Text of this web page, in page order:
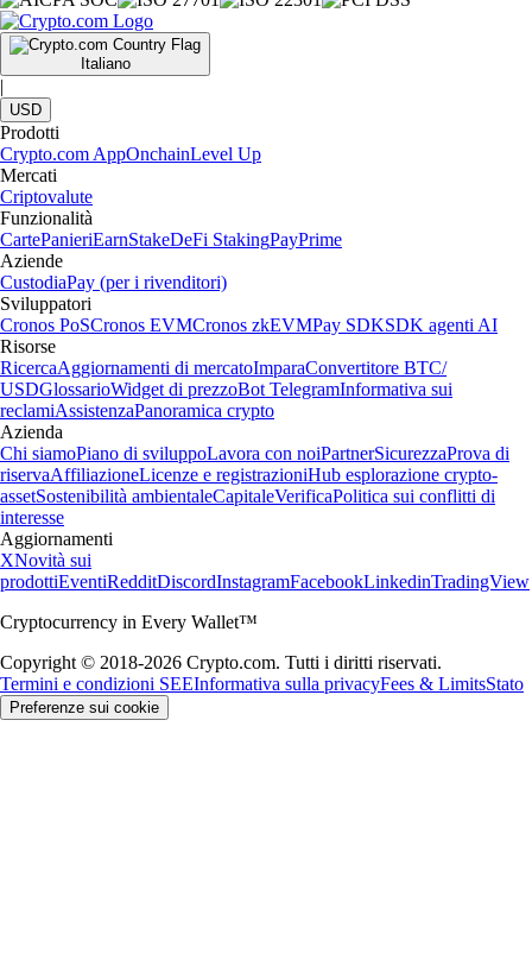
Italiano
|
USD
Prodotti
Crypto.com AppOnchainLevel Up
Mercati
Criptovalute
Funzionalità
CartePanieriEarnStakeDeFi StakingPayPrime
Aziende
CustodiaPay (per i rivenditori)
Sviluppatori
Cronos PoSCronos EVMCronos zkEVMPay SDKSDK agenti AI
Risorse
RicercaAggiornamenti di mercatoImparaConvertitore BTC/
USDGlossarioWidget di prezzoBot TelegramInformativa sui
reclamiAssistenzaPanoramica crypto
Azienda
Chi siamoPiano di sviluppoLavora con noiPartnerSicurezzaProva di
riservaAffiliazioneLicenze e registrazioniHub esplorazione crypto-
assetSostenibilità ambientaleCapitaleVerificaPolitica sui conflitti di
interesse
Aggiornamenti
XNovità sui
prodottiEventiRedditDiscordInstagramFacebookLinkedinTradingView
Cryptocurrency in Every Wallet™
Copyright © 2018-2026 Crypto.com. Tutti i diritti riservati.
Termini e condizioni SEEInformativa sulla privacyFees & LimitsStato
Preferenze sui cookie